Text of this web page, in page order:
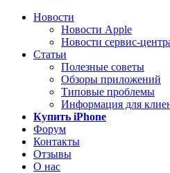
Новости
Новости Apple
Новости сервис-
Статьи
Полезные советы
Обзоры приложений
Типовые проблемы
Информация для
Купить iPhone
Форум
Контакты
Отзывы
О нас